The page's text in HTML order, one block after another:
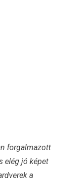
forgalmazott
elég jó képet
a